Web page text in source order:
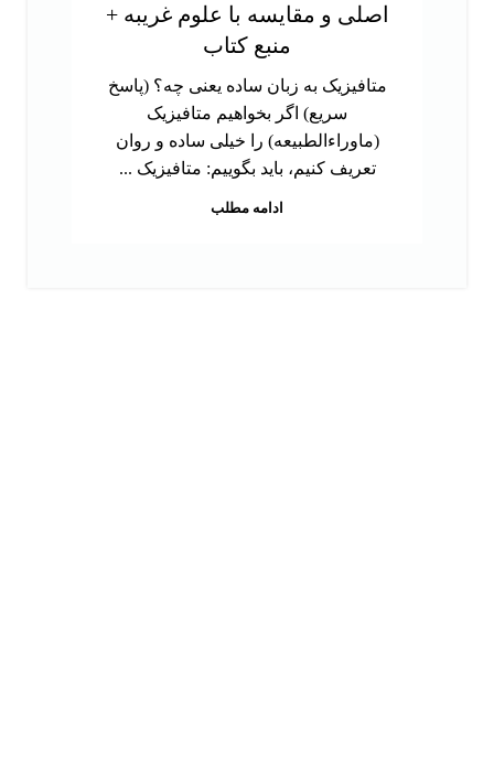
اصلی و مقایسه با علوم غریبه +
منبع کتاب
متافیزیک به زبان ساده یعنی چه؟ (پاسخ
سریع) اگر بخواهیم متافیزیک
(ماوراءالطبیعه) را خیلی ساده و روان
تعریف کنیم، باید بگوییم: متافیزیک ...
ادامه مطلب